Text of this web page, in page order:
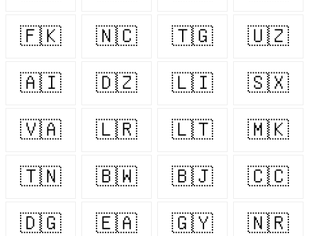
🇫🇰 🇳🇨 🇹🇬 🇺🇿
🇦🇮 🇩🇿 🇱🇮 🇸🇽
🇻🇦 🇱🇷 🇱🇹 🇲🇰
🇹🇳 🇧🇼 🇧🇯 🇨🇨
🇩🇬 🇪🇦 🇬🇾 🇳🇷